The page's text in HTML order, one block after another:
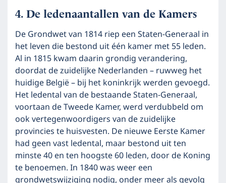
De ledenaantallen van de Kamers
De Grondwet van 1814 riep een Staten-Generaal in
het leven die bestond uit één kamer met 55 leden.
Al in 1815 kwam daarin grondig verandering,
doordat de zuidelijke Nederlanden – ruwweg het
huidige België – bij het koninkrijk werden gevoegd.
Het ledental van de bestaande Staten-Generaal,
voortaan de Tweede Kamer, werd verdubbeld om
ook vertegenwoordigers van de zuidelijke
provincies te huisvesten. De nieuwe Eerste Kamer
had geen vast ledental, maar bestond uit ten
minste 40 en ten hoogste 60 leden, door de Koning
te benoemen. In 1840 was weer een
grondwetswijziging nodig, onder meer als gevolg